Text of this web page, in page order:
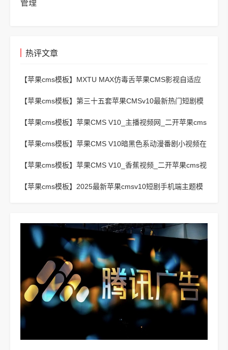
管理
热评文章
【苹果cms模板】 MXTU MAX仿毒舌苹果CMS影视自适应
【苹果cms模板】 第三十五套苹果CMSv10最新热门短剧模
【苹果cms模板】 苹果CMS V10_主播视频网_二开苹果cms
【苹果cms模板】 苹果CMS V10暗黑色系动漫番剧小视频在
【苹果cms模板】 苹果CMS V10_香蕉视频_二开苹果cms视
【苹果cms模板】 2025最新苹果cmsv10短剧手机端主题模